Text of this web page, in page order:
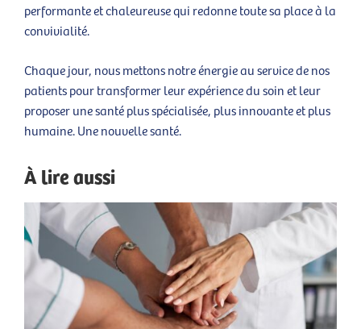
performante et chaleureuse qui redonne toute sa place à la
convivialité.
Chaque jour, nous mettons notre énergie au service de nos
patients pour transformer leur expérience du soin et leur
proposer une santé plus spécialisée, plus innovante et plus
humaine. Une nouvelle santé.
À lire aussi